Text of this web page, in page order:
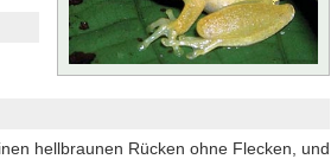
hellbraunen Rücken ohne Flecken, und